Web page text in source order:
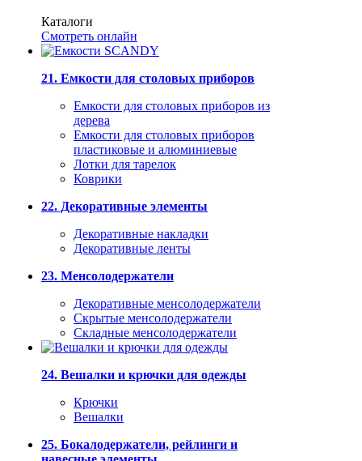
Каталоги
Смотреть онлайн
21. Емкости для столовых приборов
Емкости для столовых приборов из
дерева
Емкости для столовых приборов
пластиковые и алюминиевые
Лотки для тарелок
Коврики
22. Декоративные элементы
Декоративные накладки
Декоративные ленты
23. Менсолодержатели
Декоративные менсолодержатели
Скрытые менсолодержатели
Складные менсолодержатели
24. Вешалки и крючки для одежды
Крючки
Вешалки
25. Бокалодержатели, рейлинги и